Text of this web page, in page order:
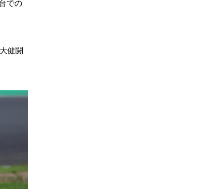
での
健闘